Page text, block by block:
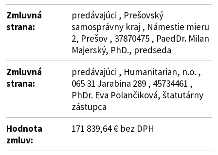
Zmluvná
strana:
predávajúci , Prešovský
samosprávny kraj , Námestie mieru
2, Prešov , 37870475 , PaedDr. Milan
Majerský, PhD., predseda
Zmluvná
strana:
predávajúci , Humanitarian, n.o. ,
065 31 Jarabina 289 , 45734461 ,
PhDr. Eva Polančiková, štatutárny
zástupca
Hodnota
zmluv:
171 839,64 € bez DPH